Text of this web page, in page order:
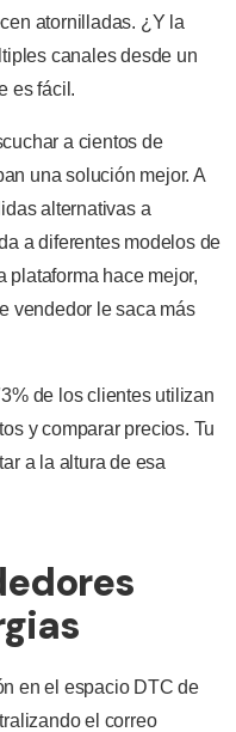
atornilladas. ¿Y la
canales desde un
es fácil.
a cientos de
una solución mejor. A
alternativas a
a diferentes modelos de
plataforma hace mejor,
vendedor le saca más
de los clientes utilizan
y comparar precios. Tu
a la altura de esa
en el espacio DTC de
el correo